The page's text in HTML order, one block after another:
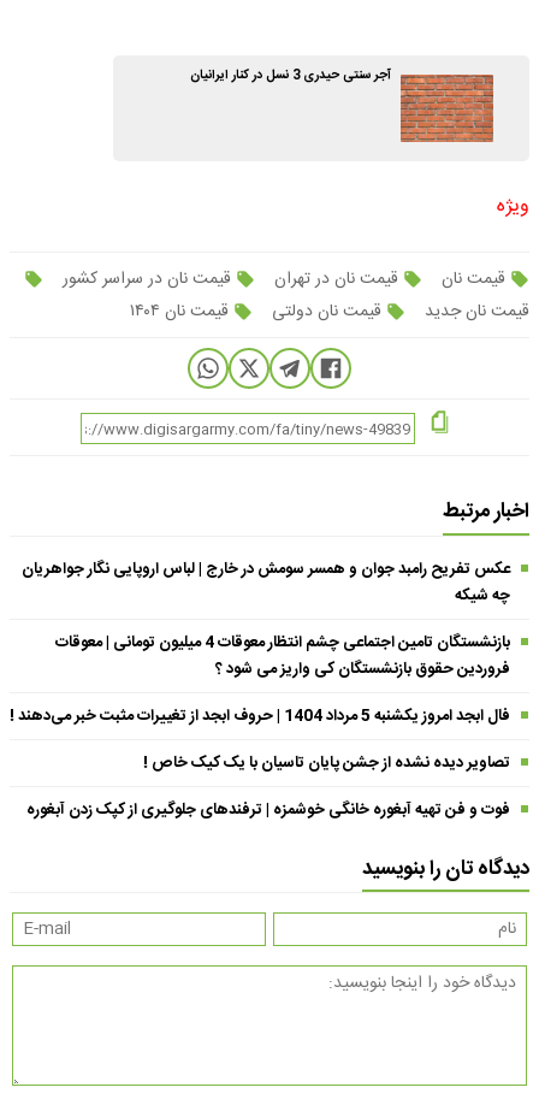
آجر سنتی حیدری 3 نسل در کنار ایرانیان
ویژه
قیمت نان قیمت نان در تهران
قیمت نان در سراسر کشور
قیمت نان جدید
قیمت نان دولتی قیمت نان ۱۴۰۴
اخبار مرتبط
عکس تفریح رامبد جوان و همسر سومش در خارج | لباس اروپایی نگار جواهریان
چه شیکه
بازنشستگان تامین اجتماعی چشم انتظار معوقات 4 میلیون تومانی | معوقات
فروردین حقوق بازنشستگان کی واریز می شود ؟
فال ابجد امروز یکشنبه 5 مرداد 1404 | حروف ابجد از تغییرات مثبت خبر می‌دهند !
تصاویر دیده نشده از جشن پایان تاسیان با یک کیک خاص !
فوت و فن تهیه آبغوره خانگی خوشمزه | ترفندهای جلوگیری از کپک زدن آبغوره
دیدگاه تان را بنویسید